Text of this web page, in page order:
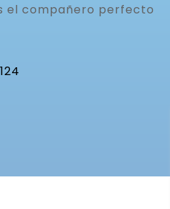
el compañero perfecto